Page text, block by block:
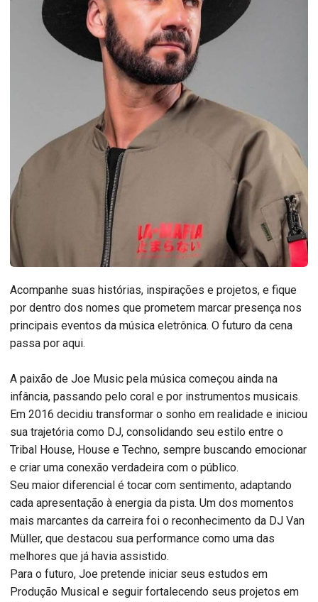
Acompanhe suas histórias, inspirações e projetos, e fique
por dentro dos nomes que prometem marcar presença nos
principais eventos da música eletrônica. O futuro da cena
passa por aqui.
A paixão de Joe Music pela música começou ainda na
infância, passando pelo coral e por instrumentos musicais.
Em 2016 decidiu transformar o sonho em realidade e iniciou
sua trajetória como DJ, consolidando seu estilo entre o
Tribal House, House e Techno, sempre buscando emocionar
e criar uma conexão verdadeira com o público.
Seu maior diferencial é tocar com sentimento, adaptando
cada apresentação à energia da pista. Um dos momentos
mais marcantes da carreira foi o reconhecimento da DJ Van
Müller, que destacou sua performance como uma das
melhores que já havia assistido.
Para o futuro, Joe pretende iniciar seus estudos em
Produção Musical e seguir fortalecendo seus projetos em